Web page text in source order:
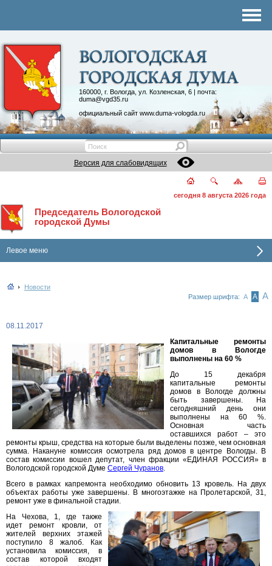
160000, г. Вологда, ул. Козленская, 6 | почта:
duma@vgd35.ru
официальный сайт www.duma-vologda.ru
Контакты
Депутатские объединения
Версия для слабовидящих
сегодня 8 августа 2026 года
Председатель Вологодской
городской Думы
Левое меню
Новости
Размер шрифта: А А А
08.11.2017
Капитальные ремонты
домов в Вологде
выполнены на 60 %
До 15 декабря
капитальные ремонты
домов в Вологде должны
быть завершены. На
сегодняшний день они
выполнены на 60 %.
Основная часть
оставшихся работ – это
ремонты крыш, средства на которые были выделены позже, чем основная
сумма. Накануне комиссия осмотрела ряд домов в центре Вологды. В
состав комиссии вошел депутат, член фракции «ЕДИНАЯ РОССИЯ» в
Вологодской городской Думе Сергей Чуранов.
Всего в рамках капремонта необходимо обновить 13 кровель. На двух
объектах работы уже завершены. В многоэтажке на Пролетарской, 31,
ремонт уже в финальной стадии.
На Чехова, 1, где также
идет ремонт кровли, от
жителей верхних этажей
поступило 8 жалоб. Как
установила комиссия, в
состав которой входят